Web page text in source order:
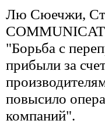
Лю Сюечжи,
"Борьба с
прибыли за
повысило
компаний".